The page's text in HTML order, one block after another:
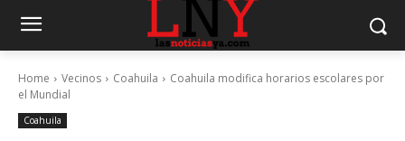
Home Vecinos Coahuila
Coahuila modifica horarios escolares por
el Mundial
Coahuila